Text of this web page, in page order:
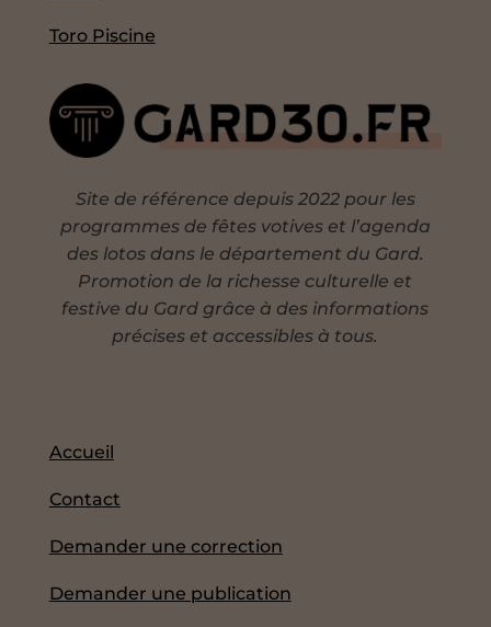
Toro Piscine
Site de référence depuis 2022 pour les
programmes de fêtes votives et l’agenda
des lotos dans le département du Gard.
Promotion de la richesse culturelle et
festive du Gard grâce à des informations
précises et accessibles à tous.
Accueil
Contact
Demander une correction
Demander une publication